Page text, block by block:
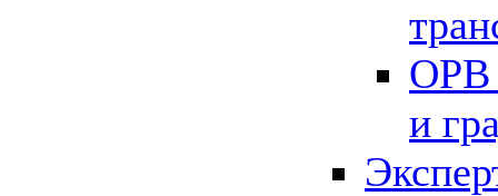
ОРВ
и